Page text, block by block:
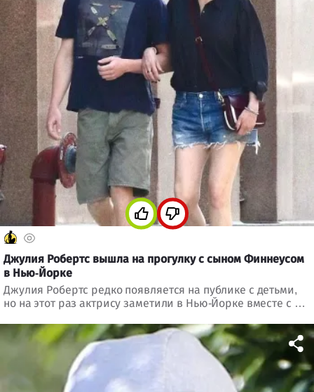
Джулия Робертс вышла на прогулку с сыном Финнеусом
в Нью-Йорке
Джулия Робертс редко появляется на публике с детьми,
но на этот раз актрису заметили в Нью-Йорке вместе с 21-
о строгом подходе к воспитанию.